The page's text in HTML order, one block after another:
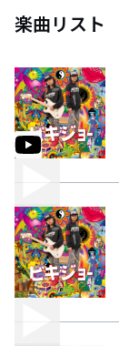
楽曲リスト